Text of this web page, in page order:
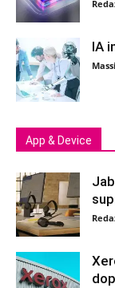
IA
App & Device